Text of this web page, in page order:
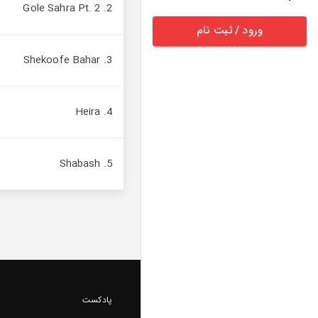
ورود / ثبت نام
2. Gole Sahra Pt. 2
3. Shekoofe Bahar
4. Heira
5. Shabash
پادکست